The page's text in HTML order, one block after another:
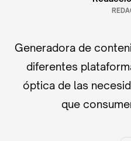
Generadora de
diferentes
óptica de las
que